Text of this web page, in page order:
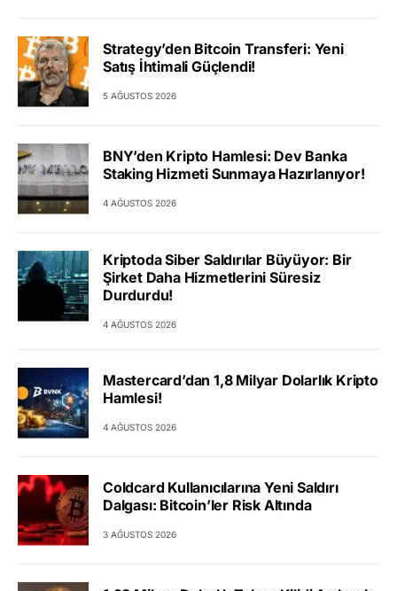
Strategy’den Bitcoin Transferi: Yeni
Satış İhtimali Güçlendi!
5 AĞUSTOS 2026
BNY’den Kripto Hamlesi: Dev Banka
Staking Hizmeti Sunmaya Hazırlanıyor!
4 AĞUSTOS 2026
Kriptoda Siber Saldırılar Büyüyor: Bir
Şirket Daha Hizmetlerini Süresiz
Durdurdu!
4 AĞUSTOS 2026
Mastercard’dan 1,8 Milyar Dolarlık Kripto
Hamlesi!
4 AĞUSTOS 2026
Coldcard Kullanıcılarına Yeni Saldırı
Dalgası: Bitcoin’ler Risk Altında
3 AĞUSTOS 2026